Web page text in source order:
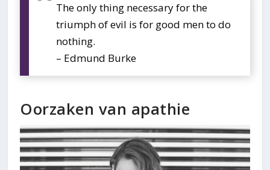
The only thing necessary for the
triumph of evil is for good men to do
nothing.
– Edmund Burke
Oorzaken van apathie